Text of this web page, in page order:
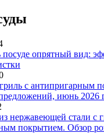
посуде опрятный вид:
с антипригарным
июнь 2026
нержавеющей стали с
покрытием. Обзор